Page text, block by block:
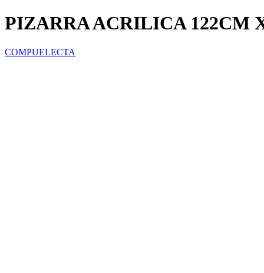
PIZARRA ACRILICA 122CM
COMPUELECTA